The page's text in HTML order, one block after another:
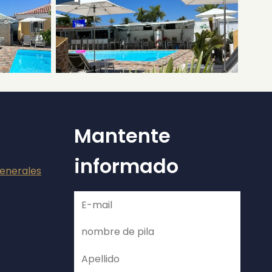
Mantente
informado